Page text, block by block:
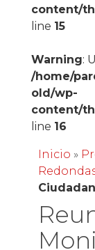
content/
line 15
Warning:
/home/
old/wp-
content/
line 16
Inicio »